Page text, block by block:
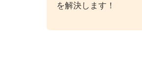
を解決します！